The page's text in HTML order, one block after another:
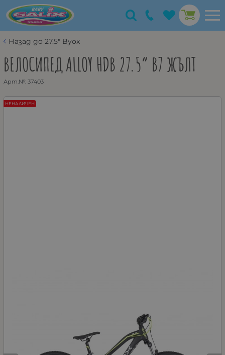
Назад до 27.5" Byox
ВЕЛОСИПЕД ALLOY HDB 27.5“ B7 ЖЪЛТ
Арт.№: 37403
НЕНАЛИЧЕН